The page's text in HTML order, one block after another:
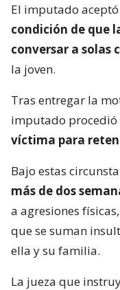
El imputado
condición de que
conversar a solas
la joven.
Tras entregar la
imputado procedió
víctima para
Bajo estas
más de dos
a agresiones
que se suman
ella y su familia.
La jueza que